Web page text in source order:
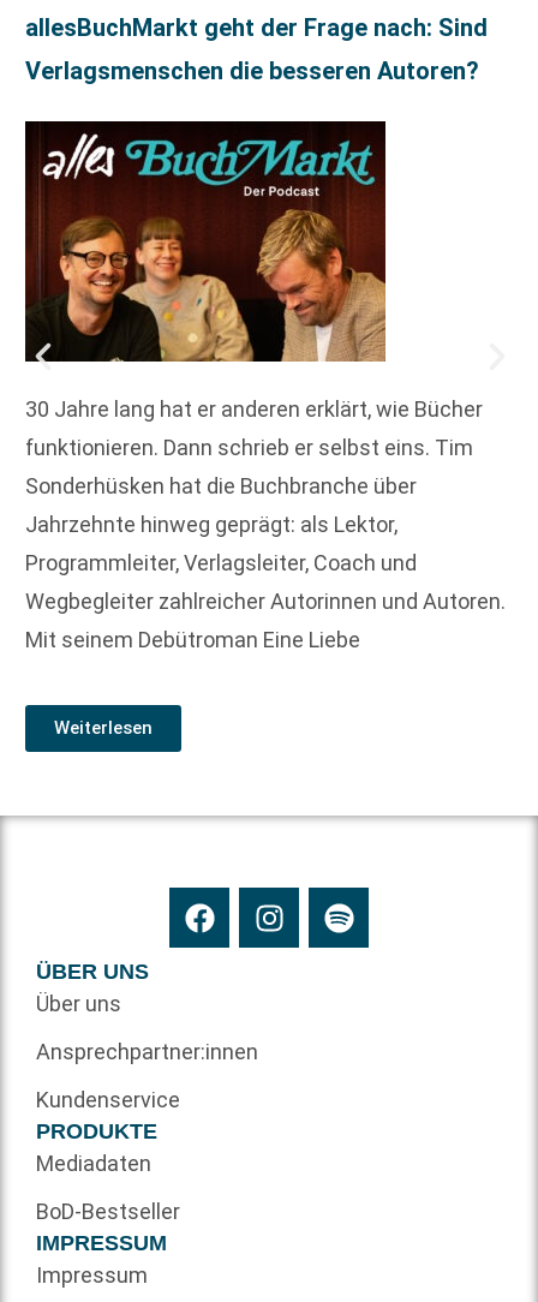
allesBuchMarkt geht der Frage nach: Sind
Verlagsmenschen die besseren Autoren?
30 Jahre lang hat er anderen erklärt, wie Bücher
funktionieren. Dann schrieb er selbst eins. Tim
Sonderhüsken hat die Buchbranche über
Jahrzehnte hinweg geprägt: als Lektor,
Programmleiter, Verlagsleiter, Coach und
Wegbegleiter zahlreicher Autorinnen und Autoren.
Mit seinem Debütroman Eine Liebe
Weiterlesen
ÜBER UNS
Über uns
Ansprechpartner:innen
Kundenservice
PRODUKTE
Mediadaten
BoD-Bestseller
IMPRESSUM
Impressum